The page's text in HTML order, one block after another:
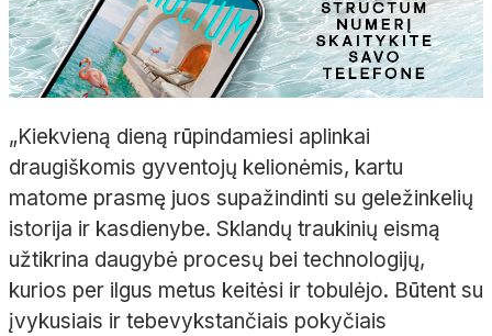
„Kiekvieną dieną rūpindamiesi aplinkai
draugiškomis gyventojų kelionėmis, kartu
matome prasmę juos supažindinti su geležinkelių
istorija ir kasdienybe. Sklandų traukinių eismą
užtikrina daugybė procesų bei technologijų,
kurios per ilgus metus keitėsi ir tobulėjo. Būtent su
įvykusiais ir tebevykstančiais pokyčiais